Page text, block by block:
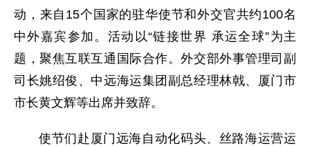
动，来自15个国家的驻华使节和外交官共约100名
中外嘉宾参加。活动以“链接世界 承运全球”为主
题，聚焦互联互通国际合作。外交部外事管理司副
司长姚绍俊、中远海运集团副总经理林戟、厦门市
市长黄文辉等出席并致辞。
使节们赴厦门远海自动化码头、丝路海运营运